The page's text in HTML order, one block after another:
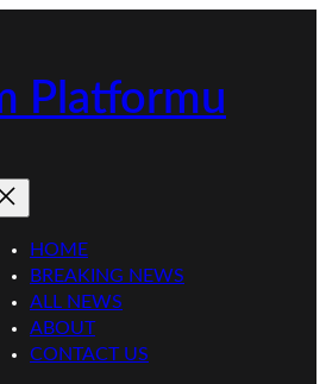
Platformu
HOME
BREAKING NEWS
ALL NEWS
ABOUT
CONTACT US